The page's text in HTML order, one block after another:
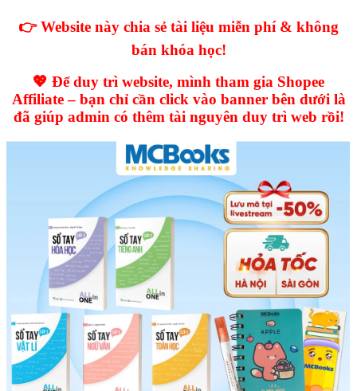
👉 Website này chia sẻ tài liệu miễn phí & không
bán khóa học!
💖 Để duy trì website, mình tham gia Shopee
Affiliate – bạn chỉ cần click vào banner bên dưới là
đã giúp admin có thêm tài nguyên duy trì web rồi!